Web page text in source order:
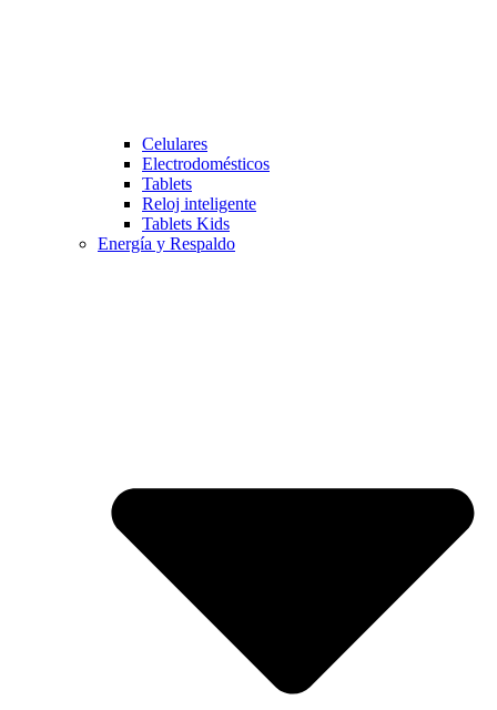
Celulares
Electrodomésticos
Tablets
Reloj inteligente
Tablets Kids
Energía y Respaldo